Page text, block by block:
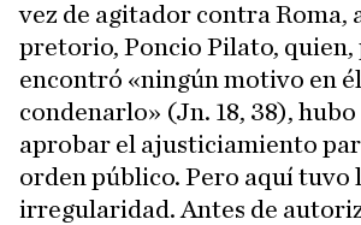
vez de agitador contra Roma,
pretorio, Poncio Pilato, quien,
encontró «ningún motivo en
condenarlo» (Jn. 18, 38), hubo
aprobar el ajusticiamiento
orden público. Pero aquí tuvo
irregularidad. Antes de